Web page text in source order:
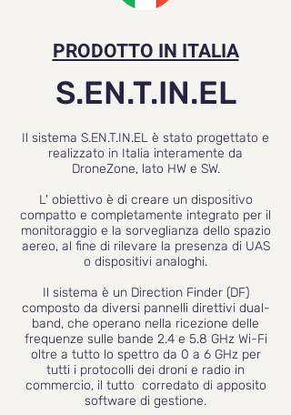
PRODOTTO IN ITALIA
S.EN.T.IN.EL
Il sistema S.EN.T.IN.EL è stato progettato e
realizzato in Italia interamente da
DroneZone, lato HW e SW.
L' obiettivo è di creare un dispositivo
compatto e completamente integrato per il
monitoraggio e la sorveglianza dello spazio
aereo, al fine di rilevare la presenza di UAS
o dispositivi analoghi.
Il sistema è un Direction Finder (DF)
composto da diversi pannelli direttivi dual-
band, che operano nella ricezione delle
frequenze sulle bande 2.4 e 5.8 GHz Wi-Fi
oltre a tutto lo spettro da 0 a 6 GHz per
tutti i protocolli dei droni e radio in
commercio, il tutto corredato di apposito
software di gestione.